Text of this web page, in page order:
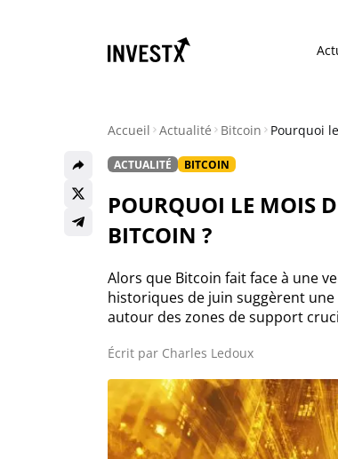
Actualité Bitcoin
Actualité Ethereum
Actualité Altcoins
Actualité Exchanges
Accueil Actualité Bitcoin Pourquoi
ACTUALITÉ BITCOIN
POURQUOI LE MOIS
BITCOIN ?
Alors que Bitcoin fait face à une
historiques de juin suggèrent
autour des zones de support
Écrit par Charles Ledoux